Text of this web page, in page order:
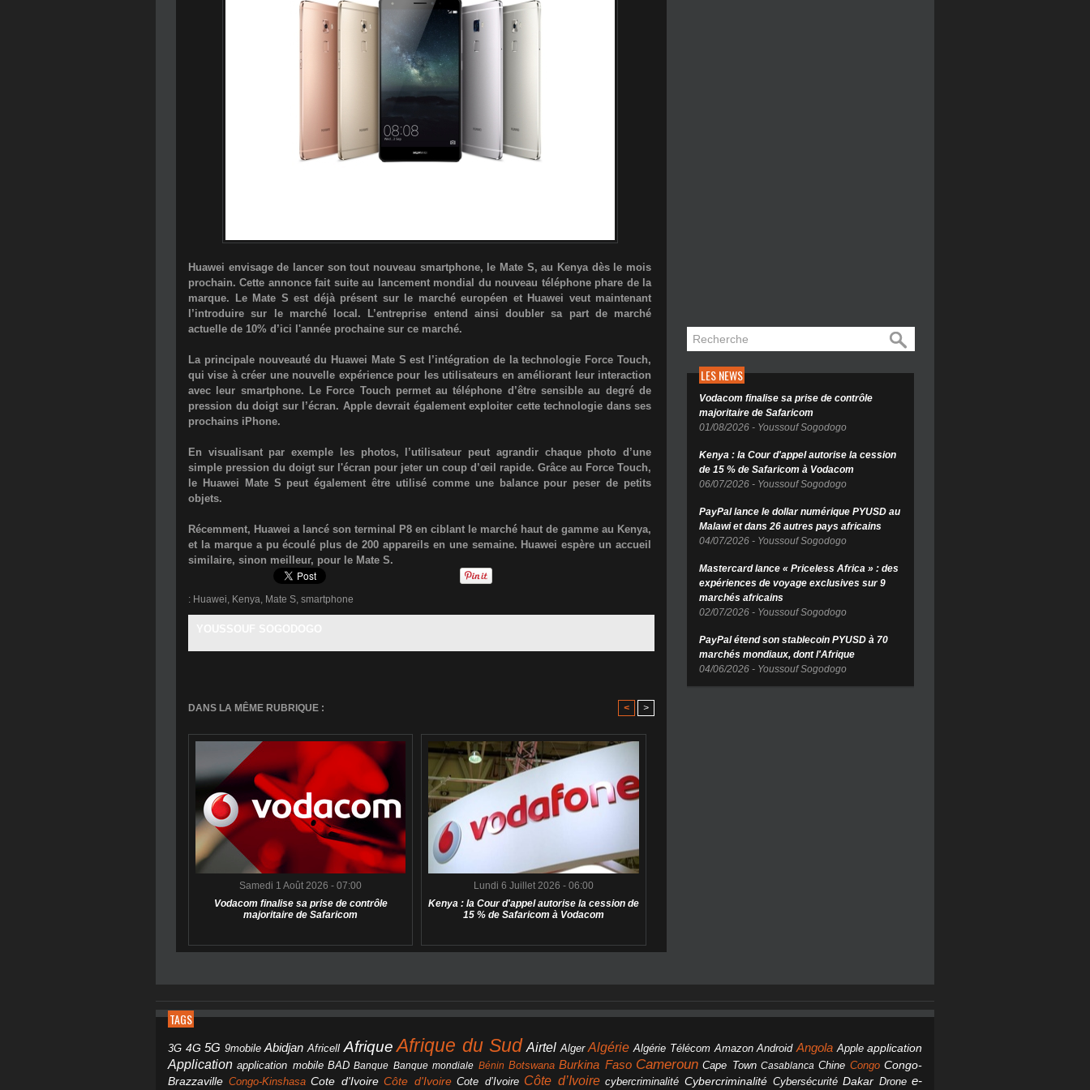
Huawei envisage de lancer son tout nouveau smartphone, le Mate S, au Kenya dès le mois
prochain. Cette annonce fait suite au lancement mondial du nouveau téléphone phare de la
marque. Le Mate S est déjà présent sur le marché européen et Huawei veut maintenant
l’introduire sur le marché local. L’entreprise entend ainsi doubler sa part de marché
actuelle de 10% d’ici l'année prochaine sur ce marché.
La principale nouveauté du Huawei Mate S est l’intégration de la technologie Force Touch,
qui vise à créer une nouvelle expérience pour les utilisateurs en améliorant leur interaction
avec leur smartphone. Le Force Touch permet au téléphone d’être sensible au degré de
pression du doigt sur l’écran. Apple devrait également exploiter cette technologie dans ses
prochains iPhone.
En visualisant par exemple les photos, l’utilisateur peut agrandir chaque photo d’une
simple pression du doigt sur l'écran pour jeter un coup d’œil rapide. Grâce au Force Touch,
le Huawei Mate S peut également être utilisé comme une balance pour peser de petits
objets.
Récemment, Huawei a lancé son terminal P8 en ciblant le marché haut de gamme au Kenya,
et la marque a pu écoulé plus de 200 appareils en une semaine. Huawei espère un accueil
similaire, sinon meilleur, pour le Mate S.
: Huawei, Kenya, Mate S, smartphone
DANS LA MÊME RUBRIQUE : < >
Samedi 1 Août 2026 - 07:00
Vodacom finalise sa prise de contrôle
majoritaire de Safaricom
Lundi 6 Juillet 2026 - 06:00
Kenya : la Cour d'appel autorise la cession de
15 % de Safaricom à Vodacom
LES NEWS
Vodacom finalise sa prise de contrôle
majoritaire de Safaricom
01/08/2026 - Youssouf Sogodogo
Kenya : la Cour d'appel autorise la cession
de 15 % de Safaricom à Vodacom
06/07/2026 - Youssouf Sogodogo
PayPal lance le dollar numérique PYUSD au
Malawi et dans 26 autres pays africains
04/07/2026 - Youssouf Sogodogo
Mastercard lance « Priceless Africa » : des
expériences de voyage exclusives sur 9
marchés africains
02/07/2026 - Youssouf Sogodogo
PayPal étend son stablecoin PYUSD à 70
marchés mondiaux, dont l'Afrique
04/06/2026 - Youssouf Sogodogo
TAGS
3G 4G 5G 9mobile Abidjan Africell Afrique Afrique du Sud Airtel Alger Algérie Algérie Télécom Amazon Android Angola Apple application
Application application mobile BAD Banque Banque mondiale Bénin Botswana Burkina Faso Cameroun Cape Town Casablanca Chine Congo Congo-
Brazzaville Congo-Kinshasa Cote d'Ivoire Côte d'Ivoire Cote d’Ivoire Côte d’Ivoire cybercriminalité Cybercriminalité Cybersécurité Dakar Drone e-